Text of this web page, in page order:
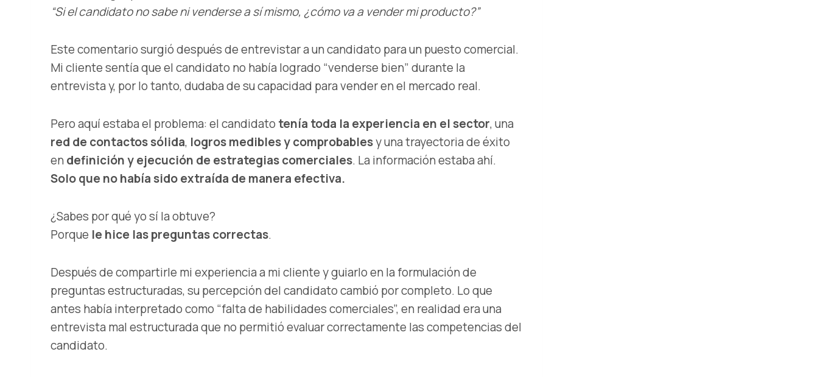
“Si el candidato no sabe ni venderse a sí mismo, ¿cómo va a vender mi producto?”
Este comentario surgió después de entrevistar a un candidato para un puesto comercial.
Mi cliente sentía que el candidato no había logrado “venderse bien” durante la
entrevista y, por lo tanto, dudaba de su capacidad para vender en el mercado real.
Pero aquí estaba el problema: el candidato tenía toda la experiencia en el sector, una
red de contactos sólida, logros medibles y comprobablesy una trayectoria de éxito
endefinición y ejecución de estrategias comerciales. La información estaba ahí.
Solo que no había sido extraída de manera efectiva.
¿Sabes por qué yo sí la obtuve?
Porque le hice las preguntas correctas.
Después de compartirle mi experiencia a mi cliente y guiarlo en la formulación de
preguntas estructuradas, su percepción del candidato cambió por completo. Lo que
antes había interpretado como “falta de habilidades comerciales”, en realidad era una
entrevista mal estructurada que no permitió evaluar correctamente las competencias del
candidato.